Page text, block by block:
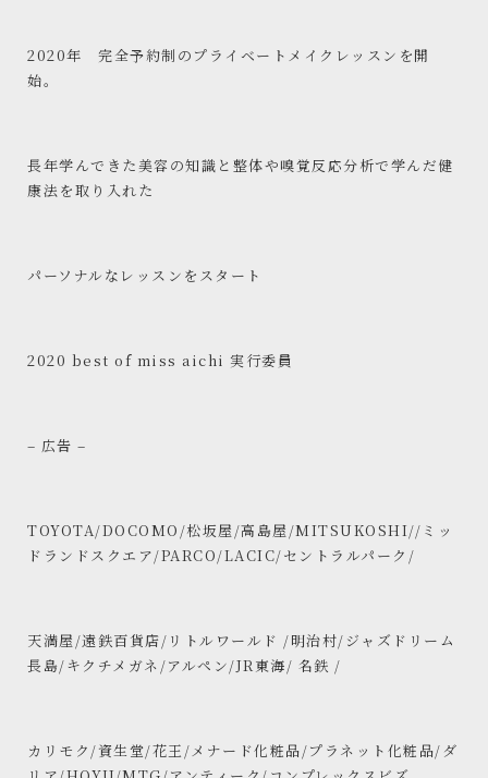
2020年 完全予約制のプライベートメイクレッスンを開
始。
長年学んできた美容の知識と整体や嗅覚反応分析で学んだ健
康法を取り入れた
パーソナルなレッスンをスタート
2020 best of miss aichi 実行委員
– 広告 –
TOYOTA/DOCOMO/松坂屋/高島屋/MITSUKOSHI//ミッ
ドランドスクエア/PARCO/LACIC/セントラルパーク/
天満屋/遠鉄百貨店/リトルワールド /明治村/ジャズドリーム
長島/キクチメガネ/アルペン/JR東海/ 名鉄 /
カリモク/資生堂/花王/メナード化粧品/プラネット化粧品/ダ